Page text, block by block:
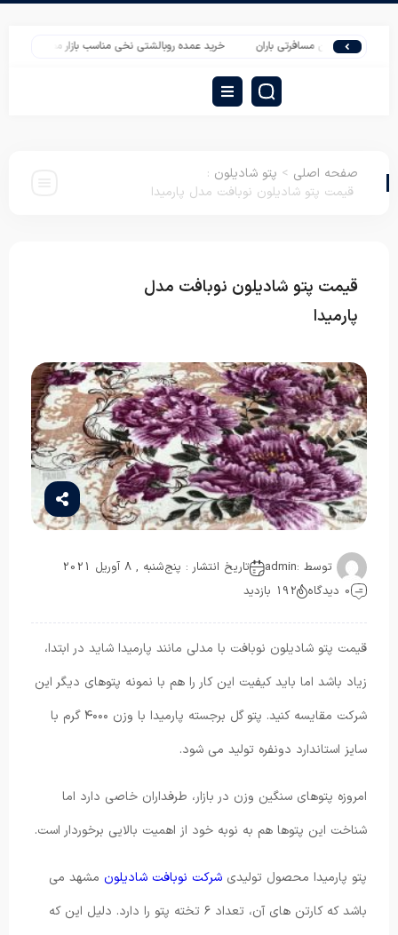
ارزان مسافرتی باران خرید عمده روبالشتی نخی مناسب بازار مصرف
صفحه اصلی > پتو شادیلون :
قیمت پتو شادیلون نوبافت مدل پارمیدا
قیمت پتو شادیلون نوبافت مدل
پارمیدا
توسط :admin
تاریخ انتشار : پنج‌شنبه , 8 آوریل 2021
0 دیدگاه
192 بازدید
قیمت پتو شادیلون نوبافت با مدلی مانند پارمیدا شاید در ابتدا،
زیاد باشد اما باید کیفیت این کار را هم با نمونه پتوهای دیگر این
شرکت مقایسه کنید. پتو گل برجسته پارمیدا با وزن ۴۰۰۰ گرم با
سایز استاندارد دونفره تولید می شود.
امروزه پتوهای سنگین وزن در بازار، طرفداران خاصی دارد اما
شناخت این پتوها هم به نوبه خود از اهمیت بالایی برخوردار است.
پتو پارمیدا محصول تولیدی شرکت نوبافت شادیلون مشهد می
باشد که کارتن های آن، تعداد ۶ تخته پتو را دارد. دلیل این که